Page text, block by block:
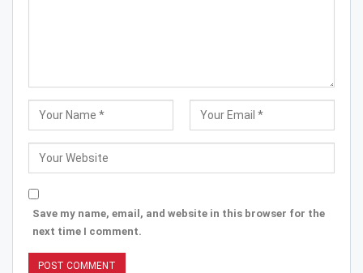
Save my name, email, and website in this browser for the
next time I comment.